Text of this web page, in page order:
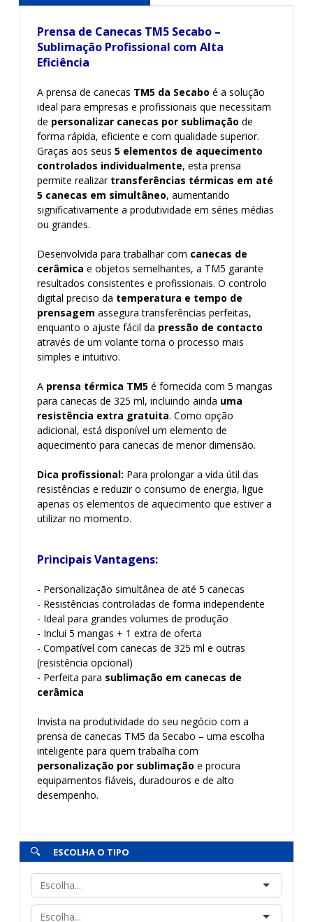
Prensa de Canecas TM5 Secabo –
Sublimação Profissional com Alta
Eficiência
A prensa de canecas TM5 da Secabo é a solução
ideal para empresas e profissionais que necessitam
de personalizar canecas por sublimação de
forma rápida, eficiente e com qualidade superior.
Graças aos seus 5 elementos de aquecimento
controlados individualmente, esta prensa
permite realizar transferências térmicas em até
5 canecas em simultâneo, aumentando
significativamente a produtividade em séries médias
ou grandes.
Desenvolvida para trabalhar com canecas de
cerâmica e objetos semelhantes, a TM5 garante
resultados consistentes e profissionais. O controlo
digital preciso da temperatura e tempo de
prensagem assegura transferências perfeitas,
enquanto o ajuste fácil da pressão de contacto
através de um volante torna o processo mais
simples e intuitivo.
A prensa térmica TM5 é fornecida com 5 mangas
para canecas de 325 ml, incluindo ainda uma
resistência extra gratuita. Como opção
adicional, está disponível um elemento de
aquecimento para canecas de menor dimensão.
Dica profissional: Para prolongar a vida útil das
resistências e reduzir o consumo de energia, ligue
apenas os elementos de aquecimento que estiver a
utilizar no momento.
Principais Vantagens:
- Personalização simultânea de até 5 canecas
- Resistências controladas de forma independente
- Ideal para grandes volumes de produção
- Inclui 5 mangas + 1 extra de oferta
- Compatível com canecas de 325 ml e outras
(resistência opcional)
- Perfeita para sublimação em canecas de
cerâmica
Invista na produtividade do seu negócio com a
prensa de canecas TM5 da Secabo – uma escolha
inteligente para quem trabalha com
personalização por sublimação e procura
equipamentos fiáveis, duradouros e de alto
desempenho.
ESCOLHA O TIPO